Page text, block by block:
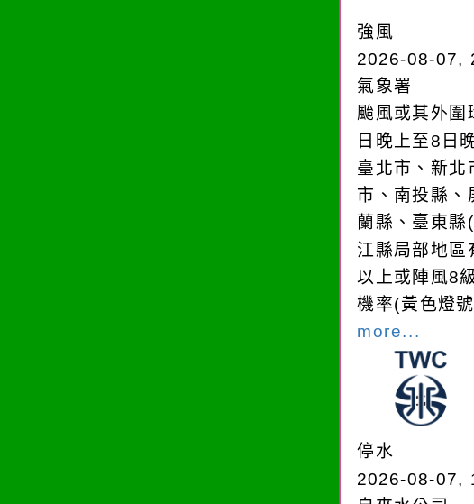
強風
2026-08-07,
氣象署
颱風或其外圍
日晚上至8日
臺北市、新北
市、南投縣、
蘭縣、臺東縣
江縣局部地區
以上或陣風8
機率(黃色燈
more...
停水
2026-08-07,